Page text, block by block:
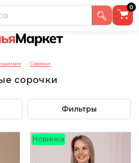
0
→ Сорочки →
сорочки
Фильтры
Новинка